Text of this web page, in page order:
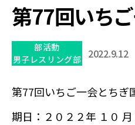
第77回いち
部活動
男子レスリング部
2022.9.12
第77回いちご一会とちぎ
期日：２０２２年 １０